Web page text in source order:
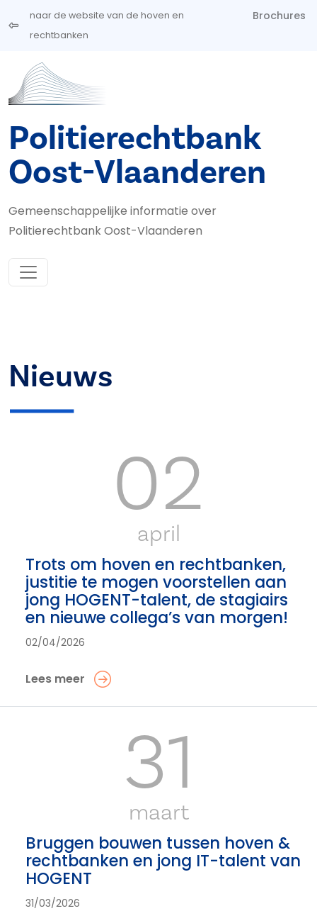
Overslaan en naar de inhoud gaan
naar de website van de hoven en
rechtbanken
Brochures
Politierechtbank
Oost-Vlaanderen
Gemeenschappelijke informatie over
Politierechtbank Oost-Vlaanderen
Nieuws
02
april
Trots om hoven en rechtbanken,
justitie te mogen voorstellen aan
jong HOGENT-talent, de stagiairs
en nieuwe collega’s van morgen!
02/04/2026
Lees meer
31
maart
Bruggen bouwen tussen hoven &
rechtbanken en jong IT-talent van
HOGENT
31/03/2026